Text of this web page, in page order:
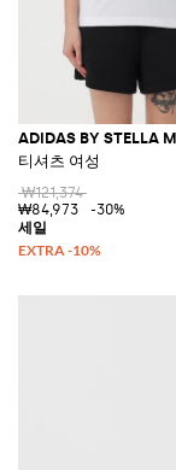
ADIDAS BY STELLA
티셔츠 여성
₩121,374
₩84,973
-30%